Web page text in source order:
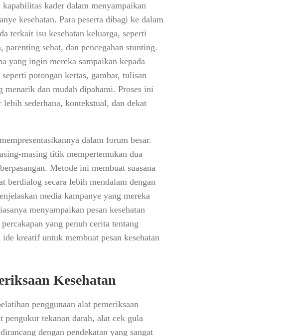
kader dalam menyampaikan
kesehatan. Para peserta dibagi ke dalam
terkait isu kesehatan keluarga, seperti
sehat, dan pencegahan stunting.
yang ingin mereka sampaikan kepada
potongan kertas, gambar, tulisan
menarik dan mudah dipahami. Proses ini
sederhana, kontekstual, dan dekat
dalam forum besar.
masing titik mempertemukan dua
Metode ini membuat suasana
berdialog secara lebih mendalam dengan
media kampanye yang mereka
menyampaikan pesan kesehatan
yang penuh cerita tentang
kreatif untuk membuat pesan kesehatan
Kesehatan
penggunaan alat pemeriksaan
pengukur tekanan darah, alat cek gula
dengan pendekatan yang sangat